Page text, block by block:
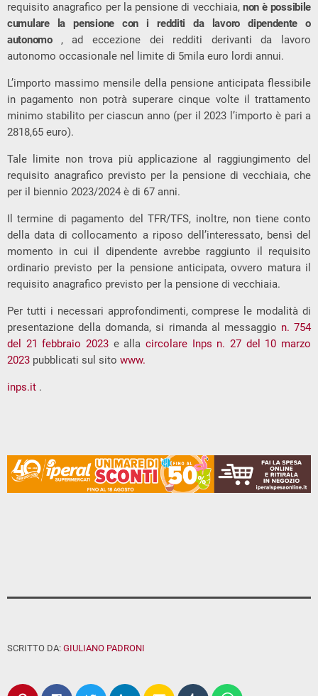
requisito anagrafico per la pensione di vecchiaia, non è possibile
cumulare la pensione con i redditi da lavoro dipendente o
autonomo , ad eccezione dei redditi derivanti da lavoro
autonomo occasionale nel limite di 5mila euro lordi annui.
L’importo massimo mensile della pensione anticipata flessibile
in pagamento non potrà superare cinque volte il trattamento
minimo stabilito per ciascun anno (per il 2023 l’importo è pari a
2818,65 euro).
Tale limite non trova più applicazione al raggiungimento del
requisito anagrafico previsto per la pensione di vecchiaia, che
per il biennio 2023/2024 è di 67 anni.
Il termine di pagamento del TFR/TFS, inoltre, non tiene conto
della data di collocamento a riposo dell’interessato, bensì del
momento in cui il dipendente avrebbe raggiunto il requisito
ordinario previsto per la pensione anticipata, ovvero matura il
requisito anagrafico previsto per la pensione di vecchiaia.
Per tutti i necessari approfondimenti, comprese le modalità di
presentazione della domanda, si rimanda al messaggio n. 754
del 21 febbraio 2023 e allacircolare Inps n. 27 del 10 marzo
2023 pubblicati sul sito www.
inps.it .
SCRITTO DA: GIULIANO PADRONI